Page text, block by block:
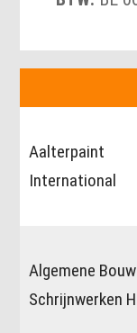
Aalterpaint
International
Algemene
Schrijnwerken